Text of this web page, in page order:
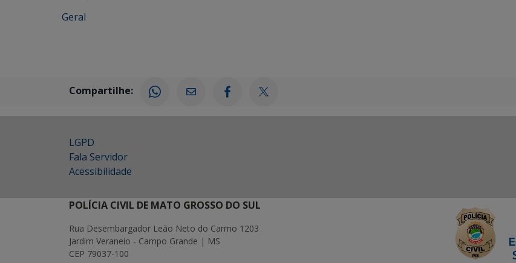
Geral
Compartilhe:
LGPD
Fala Servidor
Acessibilidade
POLÍCIA CIVIL DE MATO GROSSO DO SUL
Rua Desembargador Leão Neto do Carmo 1203
Jardim Veraneio - Campo Grande | MS
CEP 79037-100